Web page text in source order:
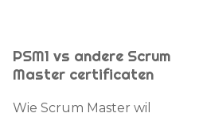
PSM1 vs andere Scrum
Master certificaten
Wie Scrum Master wil